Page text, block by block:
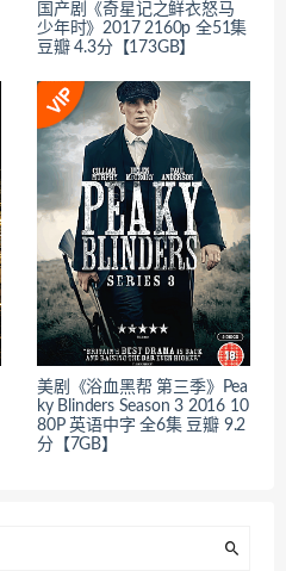
国产剧《奇星记之鲜衣怒马
少年时》2017 2160p 全51集
豆瓣 4.3分【173GB】
美剧《浴血黑帮 第三季》Pea
ky Blinders Season 3 2016 10
80P 英语中字 全6集 豆瓣 9.2
分【7GB】